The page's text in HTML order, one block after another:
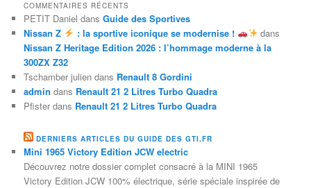
COMMENTAIRES RÉCENTS
PETIT Daniel dansGuide des Sportives
Nissan Z
: la sportive iconique se modernise !
dans
Nissan Z Heritage Edition 2026 : l’hommage moderne à la
300ZX Z32
Tschamber julien dans Renault 8 Gordini
admin dans Renault 21 2 Litres Turbo Quadra
Pfister dans Renault 21 2 Litres Turbo Quadra
DERNIERS ARTICLES DU GUIDE DES GTI.FR
Mini 1965 Victory Edition JCW electric
Découvrez notre dossier complet consacré à la MINI 1965
Victory Edition JCW 100% électrique, série spéciale inspirée de